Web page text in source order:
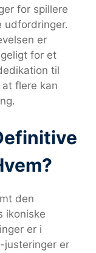
for spillere
udfordringer.
er
for et
til
flere kan
den
ikoniske
er i
justeringer er